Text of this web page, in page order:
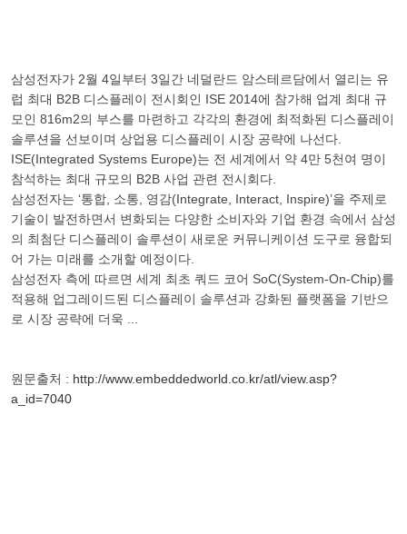
삼성전자가 2월 4일부터 3일간 네덜란드 암스테르담에서 열리는 유
럽 최대 B2B 디스플레이 전시회인 ISE 2014에 참가해 업계 최대 규
모인 816m2의 부스를 마련하고 각각의 환경에 최적화된 디스플레이
솔루션을 선보이며 상업용 디스플레이 시장 공략에 나선다.
ISE(Integrated Systems Europe)는 전 세계에서 약 4만 5천여 명이
참석하는 최대 규모의 B2B 사업 관련 전시회다.
삼성전자는 ‘통합, 소통, 영감(Integrate, Interact, Inspire)’을 주제로
기술이 발전하면서 변화되는 다양한 소비자와 기업 환경 속에서 삼성
의 최첨단 디스플레이 솔루션이 새로운 커뮤니케이션 도구로 융합되
어 가는 미래를 소개할 예정이다.
삼성전자 측에 따르면 세계 최초 쿼드 코어 SoC(System-On-Chip)를
적용해 업그레이드된 디스플레이 솔루션과 강화된 플랫폼을 기반으
로 시장 공략에 더욱 ...
원문출처 : http://www.embeddedworld.co.kr/atl/view.asp?
a_id=7040